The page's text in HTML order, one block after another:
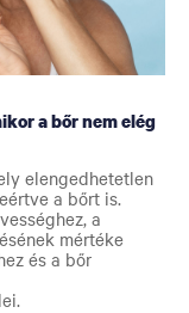
a bőr nem elég
elengedhetetlen
a bőrt is.
a
mértéke
és a bőr